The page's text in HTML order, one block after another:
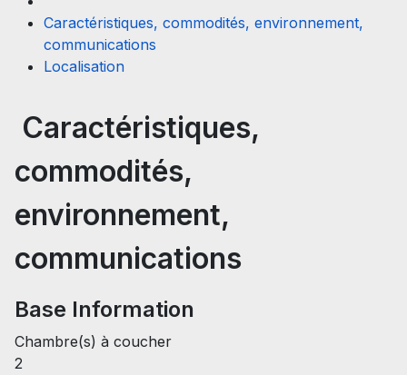
Caractéristiques, commodités, environnement,
communications
Localisation
Caractéristiques,
commodités,
environnement,
communications
Base Information
Chambre(s) à coucher
2